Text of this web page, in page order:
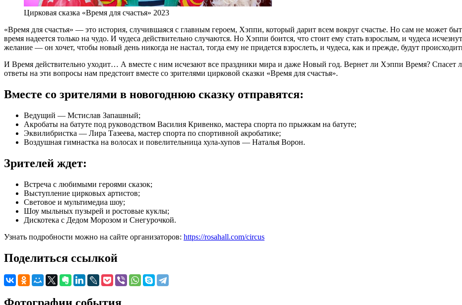
Цирковая сказка «Время для счастья» 2023
«Время для счастья» — это история, случившаяся с главным героем, Хэппи, который дарит всем вокруг счастье. Но сам не может
время надеется только на чудо. И чудеса действительно случаются. Но Хэппи боится, что стоит ему стать взрослым, и чудеса
желание — он хочет, чтобы новый день никогда не настал, тогда ему не придется взрослеть, и чудеса, как и прежде, будут
И Время действительно уходит… А вместе с ним исчезают все праздники мира и даже Новый год. Вернет ли Хэппи Время? Спасет
ответы на эти вопросы нам предстоит вместе со зрителями цирковой сказки «Время для счастья».
Вместе со зрителями в новогоднюю сказку отправятся:
Ведущий — Мстислав Запашный;
Акробаты на батуте под руководством Василия Кривенко, мастера спорта по прыжкам на батуте;
Эквилибристка — Лира Тазеева, мастер спорта по спортивной акробатике;
Воздушная гимнастка на волосах и повелительница хула-хупов — Наталья Ворон.
Зрителей ждет:
Встреча с любимыми героями сказок;
Выступление цирковых артистов;
Световое и мультимедиа шоу;
Шоу мыльных пузырей и ростовые куклы;
Дискотека с Дедом Морозом и Снегурочкой.
Узнать подробности можно на сайте организаторов: https://rosahall.com/circus
Поделиться ссылкой